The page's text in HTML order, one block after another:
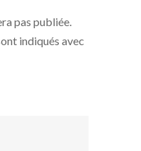
pas publiée.
indiqués avec